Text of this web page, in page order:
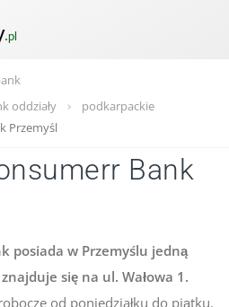
oddziały
podkarpackie
Przemyśl
Bank
posiada w Przemyślu jedną
się na ul. Wałowa 1.
od poniedziałku do piątku.